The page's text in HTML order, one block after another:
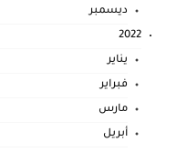
ديسمبر
2022
يناير
فبراير
مارس
أبريل